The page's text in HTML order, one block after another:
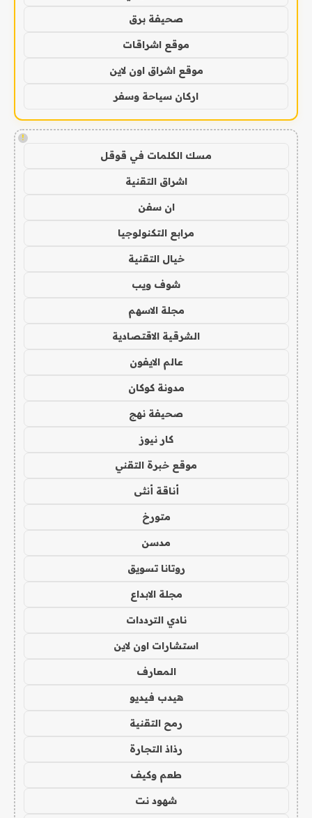
صحيفة برق
موقع اشراقات
موقع اشراق اون لاين
اركان سياحة وسفر
!
مسك الكلمات في قوقل
اشراق التقنية
ان سفن
مرابع التكنولوجيا
خيال التقنية
شوف ويب
مجلة الاسهم
الشرقية الاقتصادية
عالم الايفون
مدونة كوكان
صحيفة نهج
كار نيوز
موقع خبرة التقني
أناقة أنثى
متورخ
مدسن
روتانا تسويق
مجلة الابداع
نادي الترددات
استشارات اون لاين
المعارف
هيدب فيديو
رمح التقنية
رذاذ التجارة
طعم وكيف
شهود نت